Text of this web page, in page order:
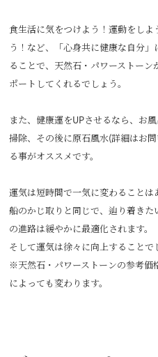
食生活に気をつけよう！運動をし
う！など、「心身共に健康な自分
ることで、天然石・パワーストー
ポートしてくれるでしょう。
また、健康運をUPさせるなら、お
掃除、その後に原石風水(詳細はお
る事がオススメです。
運気は短時間で一気に変わることは
船のかじ取りと同じで、辿り着き
の進路は緩やかに最適化されます。
そして運気は徐々に向上することで
※天然石・パワーストーンの参考価
によっても変わります。